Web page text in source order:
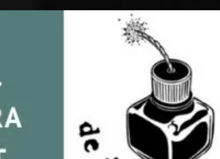
waarin de literaire porno van Louis Paul Boon
en zijn eigen verdrongen lusten de hoofdrol
spelen, en de tijd vloeibaar is. In de
blindenbibliotheek vervaagt de grens tussen
distantie en duistere obsessie. Patrick moet
zijn weg vinden doo